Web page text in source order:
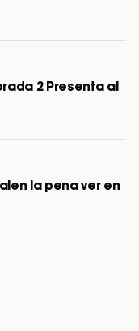
2 Presenta al
la pena ver en